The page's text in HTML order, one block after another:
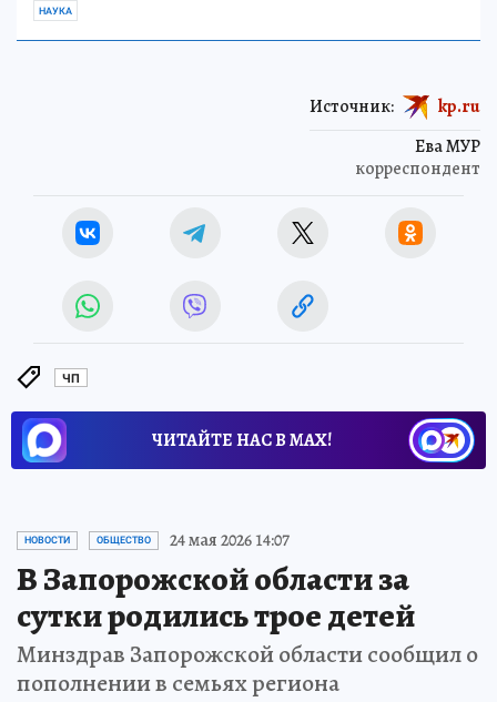
НАУКА
Ева МУР
корреспондент
Источник: kp.ru
ЧП
ЧИТАЙТЕ НАС В МАХ!
НОВОСТИ ОБЩЕСТВО 24 мая 2026 14:07
В Запорожской области за
сутки родились трое детей
Минздрав Запорожской области сообщил о
пополнении в семьях региона